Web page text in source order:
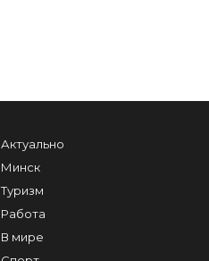
Актуально
Минск
Туризм
Работа
В мире